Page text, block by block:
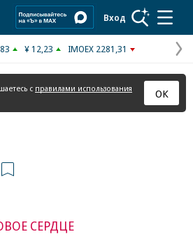
Вход
¥ 12,23 IMOEX 2281,31
с правилами использования
ОК
СЕРДЦЕ